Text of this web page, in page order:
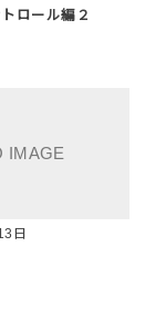
ロール編２
日